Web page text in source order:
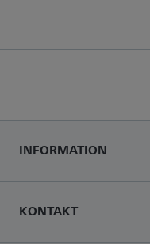
INFORMATION
KONTAKT